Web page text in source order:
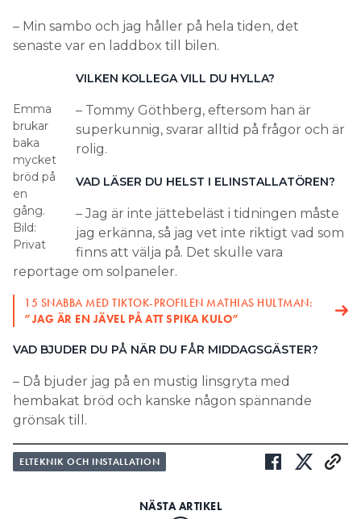
– Min sambo och jag håller på hela tiden, det
senaste var en laddbox till bilen.
Emma
brukar
baka
mycket
bröd på
en
gång.
Bild:
Privat
VILKEN KOLLEGA VILL DU HYLLA?
– Tommy Göthberg, eftersom han är
superkunnig, svarar alltid på frågor och är
rolig.
VAD LÄSER DU HELST I ELINSTALLATÖREN?
– Jag är inte jättebeläst i tidningen måste
jag erkänna, så jag vet inte riktigt vad som
finns att välja på. Det skulle vara
reportage om solpaneler.
15 SNABBA MED TIKTOK-PROFILEN MATHIAS HULTMAN:
”JAG ÄR EN JÄVEL PÅ ATT SPIKA KULO”
VAD BJUDER DU PÅ NÄR DU FÅR ­MIDDAGSGÄSTER?
– Då bjuder jag på en mustig linsgryta med
hembakat bröd och kanske någon spännande
grönsak till.
ELTEKNIK OCH INSTALLATION